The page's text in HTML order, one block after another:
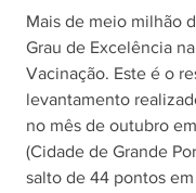
Mais de meio milhão
Grau de Excelência
Vacinação. Este é o
levantamento
no mês de outubro
(Cidade de Grande
salto de 44 pontos